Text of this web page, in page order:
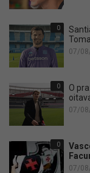
0
07/
0
O
07/
0
07/